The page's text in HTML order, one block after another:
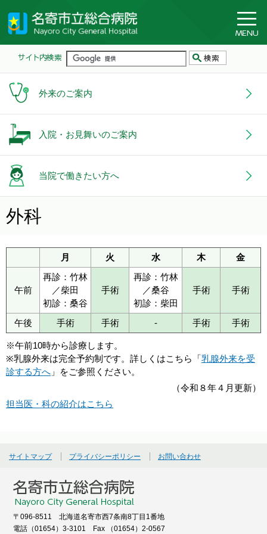
外来のご案内
入院・お見舞いのご案内
当院で働きたい方へ
外科
月 火 水 木 金
午前
再診：竹林
／柴田
初診：桑谷
手術
再診：竹林
／桑谷
初診：柴田
手術 手術
午後 手術 手術 - 手術 手術
※午前10時から診療します。
※乳腺外来は完全予約制です。詳しくはこちら「乳腺外来を受
診する方へ 」をご参照ください。
（令和８年４月更新）
担当医・科の紹介はこちら
サイトマップ プライバシーポリシー お問い合わせ
〒096-8511 北海道名寄市西7条南8丁目1番地
電話（01654）3-3101 Fax （01654）2-0567